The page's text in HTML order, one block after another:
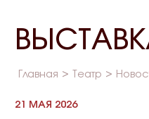
Главная Театр
21 МАЯ 2026